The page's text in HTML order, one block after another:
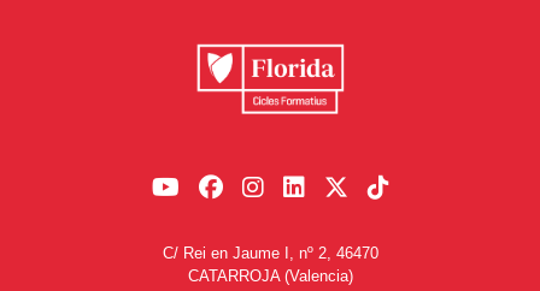
C/ Rei en Jaume I, nº 2, 46470
CATARROJA (Valencia)